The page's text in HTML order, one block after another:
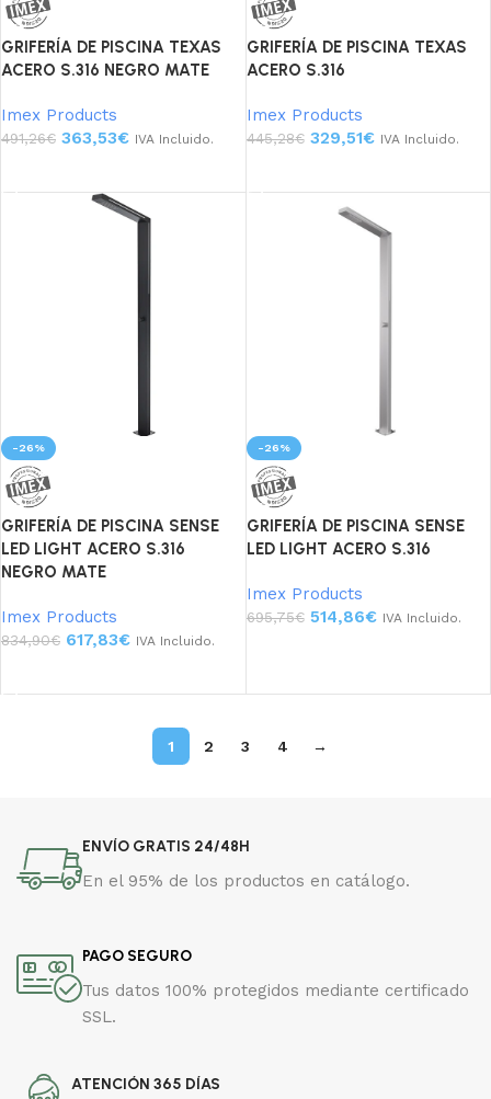
GRIFERÍA DE PISCINA TEXAS
ACERO S.316 NEGRO MATE
Imex Products
491,26€ 363,53€ IVA Incluido.
GRIFERÍA DE PISCINA TEXAS
ACERO S.316
Imex Products
445,28€ 329,51€ IVA Incluido.
-26%
GRIFERÍA DE PISCINA SENSE
LED LIGHT ACERO S.316
NEGRO MATE
Imex Products
834,90€ 617,83€ IVA Incluido.
-26%
GRIFERÍA DE PISCINA SENSE
LED LIGHT ACERO S.316
Imex Products
695,75€ 514,86€ IVA Incluido.
1 2 3 4 →
ENVÍO GRATIS 24/48H
En el 95% de los productos en catálogo.
PAGO SEGURO
Tus datos 100% protegidos mediante certificado
SSL.
ATENCIÓN 365 DÍAS